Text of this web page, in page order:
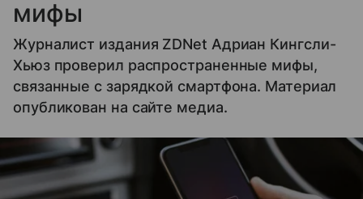
мифы
Журналист издания ZDNet Адриан Кингсли-
Хьюз проверил распространенные мифы,
связанные с зарядкой смартфона. Материал
опубликован на сайте медиа.